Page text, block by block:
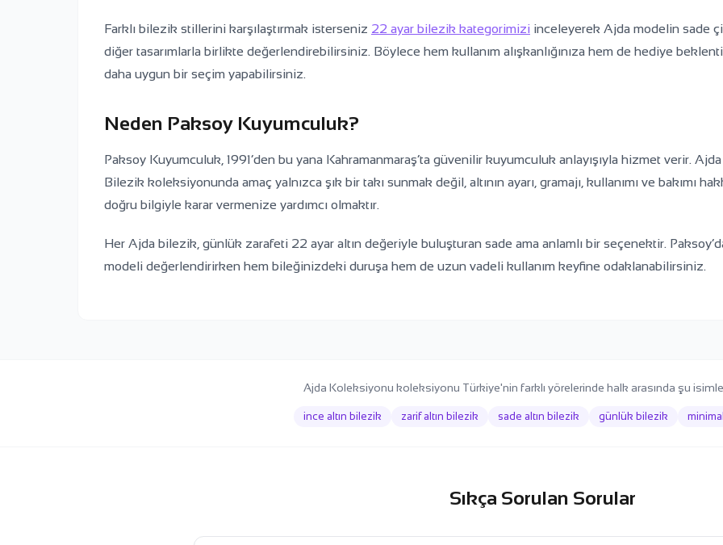
Farklı bilezik stillerini karşılaştırmak isterseniz 22 ayar bilezik kategorimizi inceleyerek Ajda modelin sade
diğer tasarımlarla birlikte değerlendirebilirsiniz. Böylece hem kullanım alışkanlığınıza hem de hediye
daha uygun bir seçim yapabilirsiniz.
Neden Paksoy Kuyumculuk?
Paksoy Kuyumculuk, 1991’den bu yana Kahramanmaraş’ta güvenilir kuyumculuk anlayışıyla hizmet verir. Ajda
Bilezik koleksiyonunda amaç yalnızca şık bir takı sunmak değil, altının ayarı, gramajı, kullanımı ve bakımı
doğru bilgiyle karar vermenize yardımcı olmaktır.
Her Ajda bilezik, günlük zarafeti 22 ayar altın değeriyle buluşturan sade ama anlamlı bir seçenektir.
modeli değerlendirirken hem bileğinizdeki duruşa hem de uzun vadeli kullanım keyfine odaklanabilirsiniz.
Ajda Koleksiyonu koleksiyonu Türkiye'nin farklı yörelerinde halk arasında şu
ince altın bilezik zarif altın bilezik sade altın bilezik günlük bilezik
Sıkça Sorulan Sorular